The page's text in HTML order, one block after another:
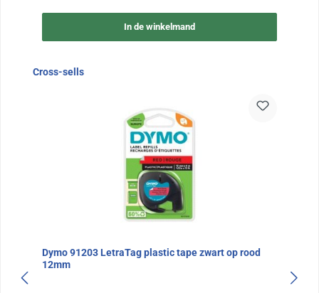
In de winkelmand
Sla de afbeeldingengalerij over
Cross-sells
Dymo 91203 LetraTag plastic tape zwart op rood
12mm